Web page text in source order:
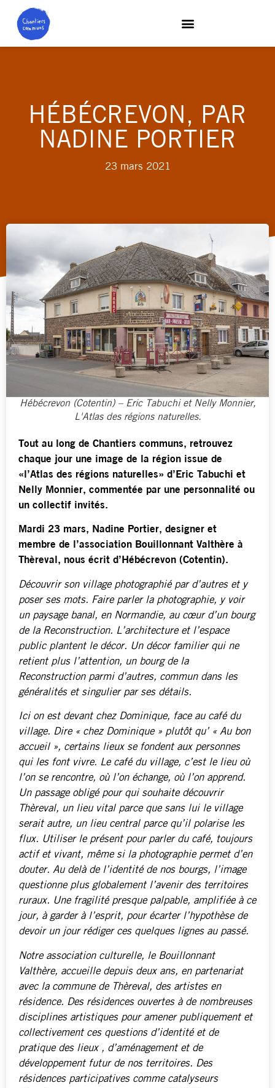
HÉBÉCREVON, PAR
NADINE PORTIER
23 mars 2021
Hébécrevon (Cotentin) – Eric Tabuchi et Nelly Monnier,
L'Atlas des régions naturelles.
Tout au long de Chantiers communs, retrouvez
chaque jour une image de la région issue de
«l’Atlas des régions naturelles» d’Eric Tabuchi et
Nelly Monnier, commentée par une personnalité ou
un collectif invités.
Mardi 23 mars, Nadine Portier, designer et
membre de l’association Bouillonnant Valthère à
Thèreval, nous écrit d’Hébécrevon (Cotentin).
Découvrir son village photographié par d’autres et y
poser ses mots. Faire parler la photographie, y voir
un paysage banal, en Normandie, au cœur d’un bourg
de la Reconstruction. L’architecture et l’espace
public plantent le décor. Un décor familier qui ne
retient plus l’attention, un bourg de la
Reconstruction parmi d’autres, commun dans les
généralités et singulier par ses détails.
Ici on est devant chez Dominique, face au café du
village. Dire « chez Dominique » plutôt qu’ « Au bon
accueil », certains lieux se fondent aux personnes
qui les font vivre. Le café du village, c’est le lieu où
l’on se rencontre, où l’on échange, où l’on apprend.
Un passage obligé pour qui souhaite découvrir
Thèreval, un lieu vital parce que sans lui le village
serait autre, un lieu central parce qu’il polarise les
flux. Utiliser le présent pour parler du café, toujours
actif et vivant, même si la photographie permet d’en
douter. Au delà de l’identité de nos bourgs, l’image
questionne plus globalement l’avenir des territoires
ruraux. Une fragilité presque palpable, amplifiée à ce
jour, à garder à l’esprit, pour écarter l’hypothèse de
devoir un jour rédiger ces quelques lignes au passé.
Notre association culturelle, le Bouillonnant
Valthère, accueille depuis deux ans, en partenariat
avec la commune de Thèreval, des artistes en
résidence. Des résidences ouvertes à de nombreuses
disciplines artistiques pour amener publiquement et
collectivement ces questions d’identité et de
pratique des lieux , d’aménagement et de
développement futur de nos territoires. Des
résidences participatives comme catalyseurs